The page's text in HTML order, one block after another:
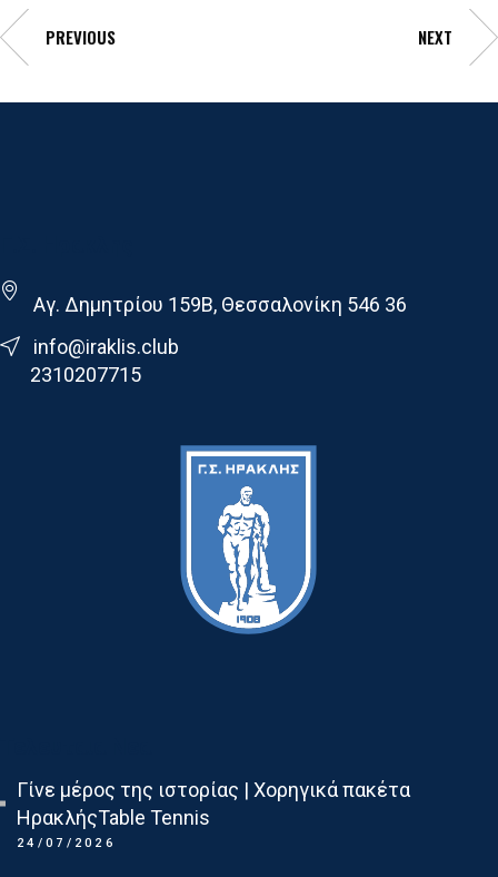
PREVIOUS NEXT
Αγ. Δημητρίου 159Β, Θεσσαλονίκη 546 36
info@iraklis.club
2310207715
Γίνε μέρος της ιστορίας | Χορηγικά πακέτα
ΗρακλήςTable Tennis
24/07/2026